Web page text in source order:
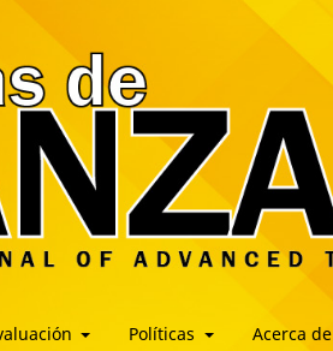
Políticas Acerca de